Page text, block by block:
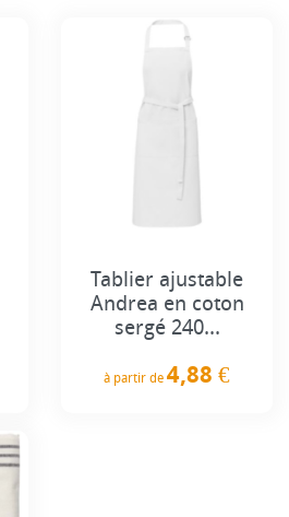
Tablier ajustable
Andrea en coton
sergé 240...
à partir de 4,88 €